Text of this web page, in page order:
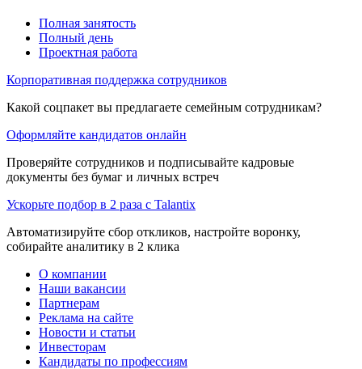
Полная занятость
Полный день
Проектная работа
Корпоративная поддержка сотрудников
Какой соцпакет вы предлагаете семейным сотрудникам?
Оформляйте кандидатов онлайн
Проверяйте сотрудников и подписывайте кадровые
документы без бумаг и личных встреч
Ускорьте подбор в 2 раза с Talantix
Автоматизируйте сбор откликов, настройте воронку,
собирайте аналитику в 2 клика
О компании
Наши вакансии
Партнерам
Реклама на сайте
Новости и статьи
Инвесторам
Кандидаты по профессиям